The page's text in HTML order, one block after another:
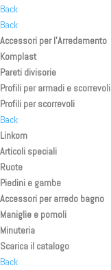
Back
Back
Accessori per l’Arredamento
Komplast
Pareti divisorie
Profili per armadi e scorrevoli
Profili per scorrevoli
Back
Linkom
Articoli speciali
Ruote
Piedini e gambe
Accessori per arredo bagno
Maniglie e pomoli
Minuteria
Scarica il catalogo
Back